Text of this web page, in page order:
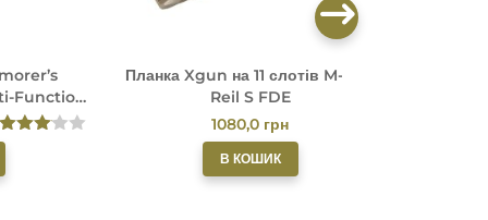
Function
Оцінен
3.00
Планка Xgun на 11 слотів M-LOK
Reil S FDE
1080,0 грн
В КОШИК